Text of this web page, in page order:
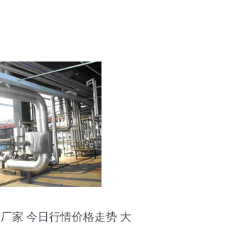
家 今日行情价格走势 大